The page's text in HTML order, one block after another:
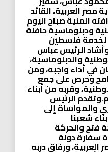
العربية، القائد
المنية صباح اليوم
ودبلوماسية حافلة
لخدمة فلسطين
الرئيس عباس
والدبلوماسية،
في أداء واجبه، ومن
وحرص على جمع
وقربه من أبناء
الرئيس
والمواساة إلى
شعبنا
فتح والحركة
سفارة دولة
ورفاق دربه